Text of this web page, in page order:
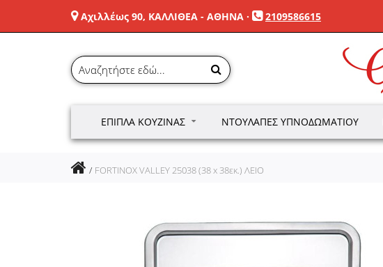
Αχιλλέως 90, ΚΑΛΛΙΘΕΑ - ΑΘΗΝΑ · 2109586615
ΈΠΙΠΛΑ ΚΟΥΖΊΝΑΣ ΝΤΟΥΛΆΠΕΣ ΥΠΝΟΔΩΜΑΤΊΟΥ
FORTINOX VALLEY 25038 (38 x 38εκ.) ΛΕΙΟ